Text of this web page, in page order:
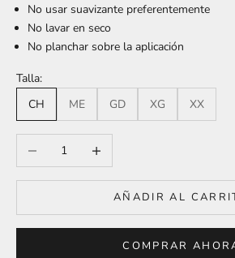
No usar suavizante preferentemente
No lavar en seco
No planchar sobre la aplicación
Talla:
CH
ME GD XG XX
Reducir cantidadAumentar cantidad
AÑADIR AL
COMPRAR